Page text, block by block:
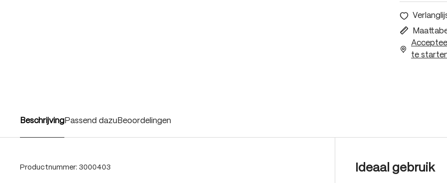
te
Beschrijving Passend dazu Beoordelingen
Productnummer: 3000403 Ideaal gebruik